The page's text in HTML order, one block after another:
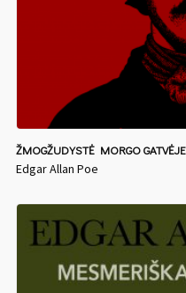
ŽMOGŽUDYSTĖ MORGO GATVĖJE
Edgar Allan Poe